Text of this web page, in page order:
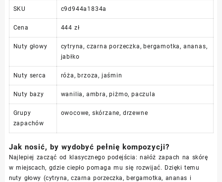
SKU c9d944a1834a
Cena 444 zł
Nuty głowy
cytryna, czarna porzeczka, bergamotka, ananas,
jabłko
Nuty serca róża, brzoza, jaśmin
Nuty bazy wanilia, ambra, piżmo, paczula
Grupy
zapachów
owocowe, skórzane, drzewne
Jak nosić, by wydobyć pełnię kompozycji?
Najlepiej zacząć od klasycznego podejścia: nałóż zapach na skórę
w miejscach, gdzie ciepło pomaga mu się rozwijać. Dzięki temu
nuty głowy (cytryna, czarna porzeczka, bergamotka, ananas i